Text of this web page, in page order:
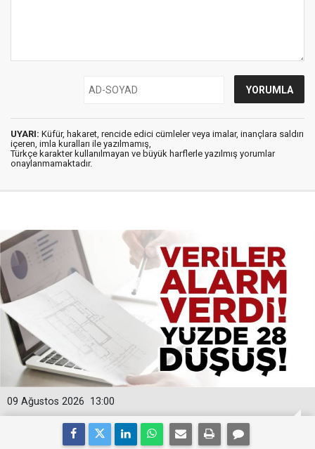
UYARI: Küfür, hakaret, rencide edici cümleler veya imalar, inançlara saldırı
içeren, imla kuralları ile yazılmamış,
Türkçe karakter kullanılmayan ve büyük harflerle yazılmış yorumlar
onaylanmamaktadır.
13:00
09 Ağustos 2026